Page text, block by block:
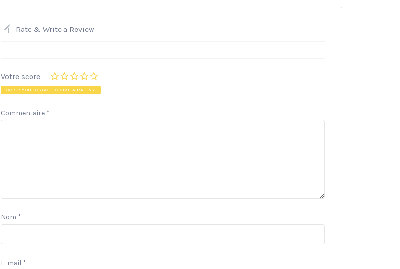
Rate & Write a Review
Votre score
OOPS! YOU FORGOT TO GIVE A RATING.
Commentaire *
Nom *
E-mail *